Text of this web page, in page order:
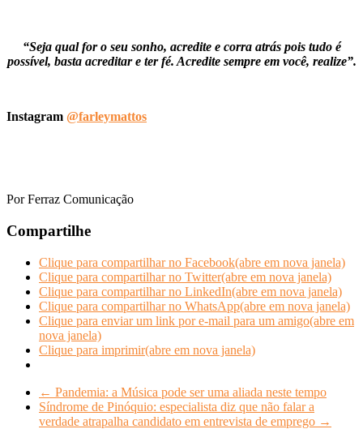
“Seja qual for o seu sonho, acredite e corra atrás pois tudo é
possível, basta acreditar e ter fé. Acredite sempre em você, realize”.
Instagram @farleymattos
PorFerraz Comunicação
Compartilhe
Clique para compartilhar no Facebook(abre em nova janela)
Clique para compartilhar no Twitter(abre em nova janela)
Clique para compartilhar no LinkedIn(abre em nova janela)
Clique para compartilhar no WhatsApp(abre em nova janela)
Clique para enviar um link por e-mail para um amigo(abre em
nova janela)
Clique para imprimir(abre em nova janela)
← Pandemia: a Música pode ser uma aliada neste tempo
Síndrome de Pinóquio: especialista diz que não falar a
verdade atrapalha candidato em entrevista de emprego →